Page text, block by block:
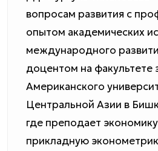
вопросам развития с
опытом академических
международного
доцентом на факультете
Американского
Центральной Азии в
где преподает
прикладную